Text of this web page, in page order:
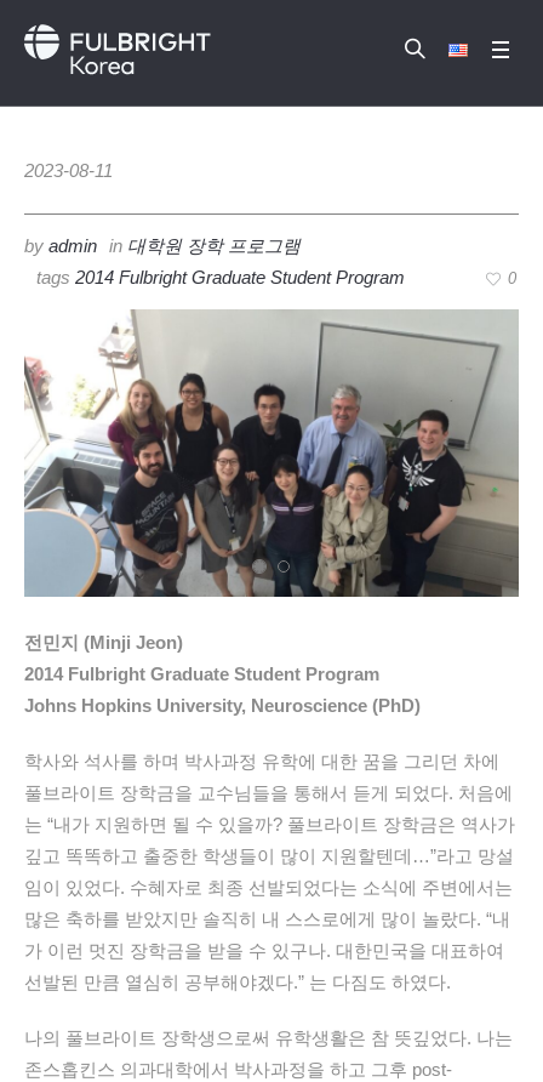
2023-08-11
by admin in 대학원 장학 프로그램
tags 2014 Fulbright Graduate Student Program 0
전민지 (Minji Jeon)
2014 Fulbright Graduate Student Program
Johns Hopkins University, Neuroscience (PhD)
학사와 석사를 하며 박사과정 유학에 대한 꿈을 그리던 차에
풀브라이트 장학금을 교수님들을 통해서 듣게 되었다. 처음에
는 “내가 지원하면 될 수 있을까? 풀브라이트 장학금은 역사가
깊고 똑똑하고 출중한 학생들이 많이 지원할텐데…”라고 망설
임이 있었다. 수혜자로 최종 선발되었다는 소식에 주변에서는
많은 축하를 받았지만 솔직히 내 스스로에게 많이 놀랐다. “내
가 이런 멋진 장학금을 받을 수 있구나. 대한민국을 대표하여
선발된 만큼 열심히 공부해야겠다.” 는 다짐도 하였다.
나의 풀브라이트 장학생으로써 유학생활은 참 뜻깊었다. 나는
존스홉킨스 의과대학에서 박사과정을 하고 그후 post-